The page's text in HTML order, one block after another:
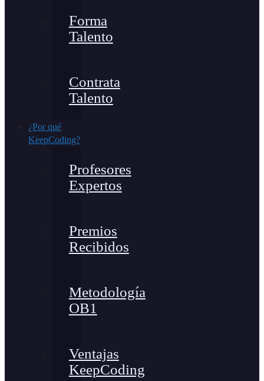
Forma
Talento
Contrata
Talento
¿Por qué
KeepCoding?
Profesores
Expertos
Premios
Recibidos
Metodología
OB1
Ventajas
KeepCoding